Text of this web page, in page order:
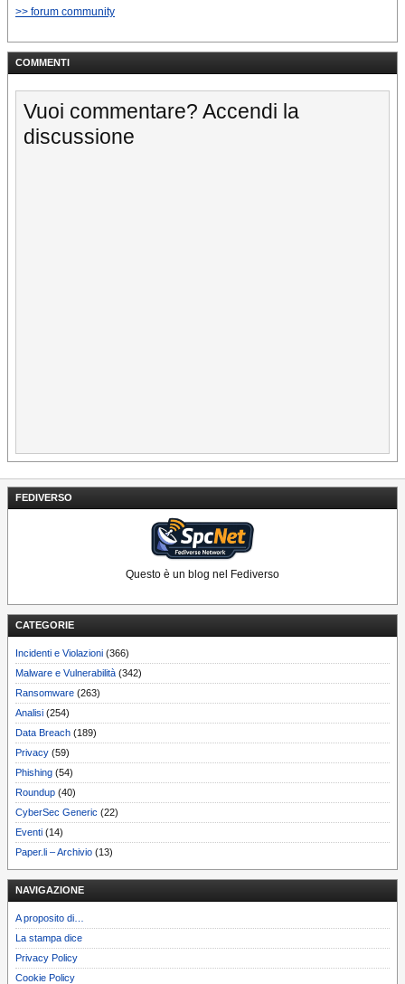
FEDIVERSO
Questo è un blog nel Fediverso
CATEGORIE
Incidenti e Violazioni (366)
Malware e Vulnerabilità (342)
Ransomware (263)
Analisi (254)
Data Breach (189)
Privacy (59)
Phishing (54)
Roundup (40)
CyberSec Generic (22)
Eventi (14)
Paper.li – Archivio (13)
NAVIGAZIONE
A proposito di…
La stampa dice
Privacy Policy
Cookie Policy
>> forum community
COMMENTI
Vuoi commentare? Accendi la
discussione